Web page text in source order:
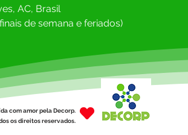
AC, Brasil
de semana e feriados)
com amor pela Decorp.
os direitos reservados.